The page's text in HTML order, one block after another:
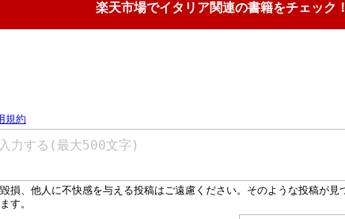
楽天市場でイタリア関連の書籍をチェック！